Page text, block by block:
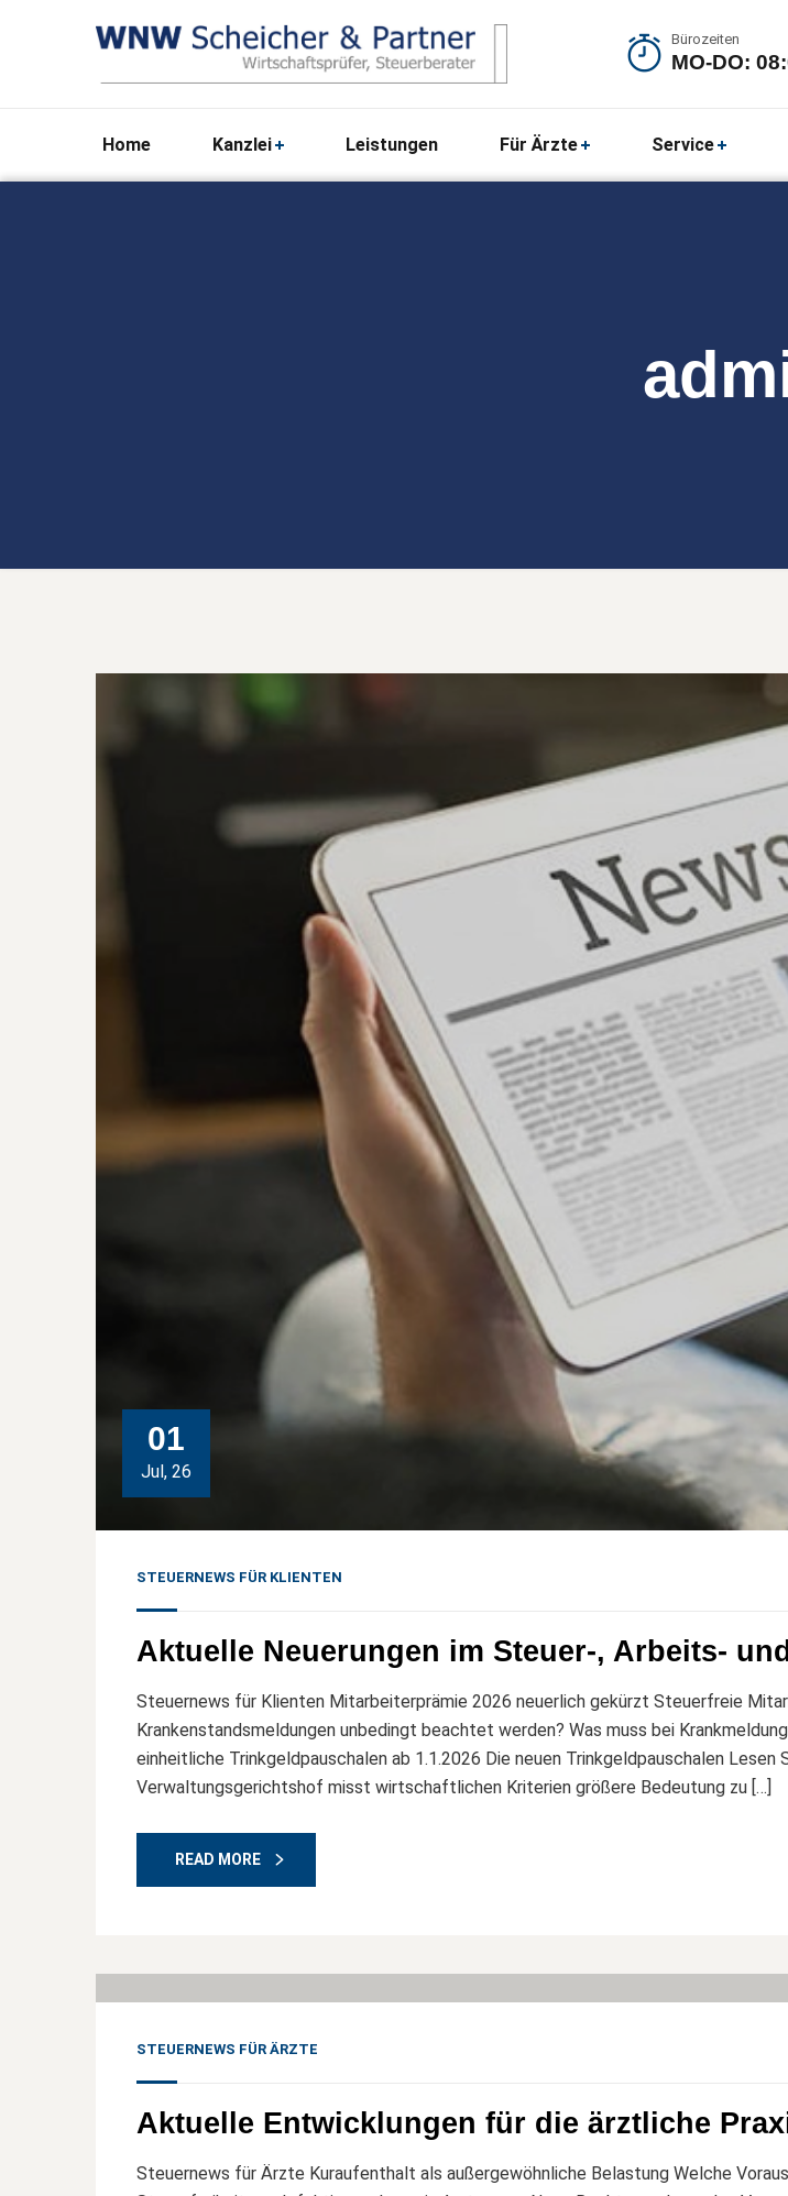
Bürozeiten
MO-DO:
Home Kanzlei Leistungen Für Ärzte Service
01
Jul, 26
STEUERNEWS FÜR KLIENTEN
Aktuelle Neuerungen im Steuer-, Arbeits-
Steuernews für Klienten Mitarbeiterprämie 2026 neuerlich gekürzt Steuerfreie
Krankenstandsmeldungen unbedingt beachtet werden? Was muss bei
einheitliche Trinkgeldpauschalen ab 1.1.2026 Die neuen Trinkgeldpauschalen
Verwaltungsgerichtshof misst wirtschaftlichen Kriterien größere Bedeutung zu […]
READ MORE
STEUERNEWS FÜR ÄRZTE
Aktuelle Entwicklungen für die ärztliche
Steuernews für Ärzte Kuraufenthalt als außergewöhnliche Belastung Welche